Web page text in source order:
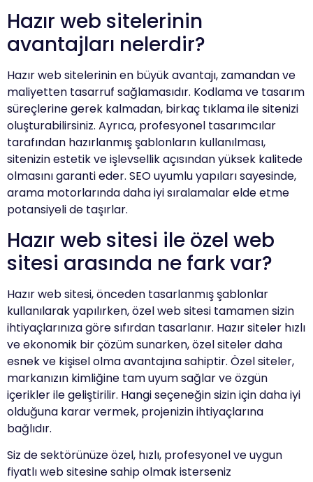
Hazır web sitelerinin
avantajları nelerdir?
Hazır web sitelerinin en büyük avantajı, zamandan ve
maliyetten tasarruf sağlamasıdır. Kodlama ve tasarım
süreçlerine gerek kalmadan, birkaç tıklama ile sitenizi
oluşturabilirsiniz. Ayrıca, profesyonel tasarımcılar
tarafından hazırlanmış şablonların kullanılması,
sitenizin estetik ve işlevsellik açısından yüksek kalitede
olmasını garanti eder. SEO uyumlu yapıları sayesinde,
arama motorlarında daha iyi sıralamalar elde etme
potansiyeli de taşırlar.
Hazır web sitesi ile özel web
sitesi arasında ne fark var?
Hazır web sitesi, önceden tasarlanmış şablonlar
kullanılarak yapılırken, özel web sitesi tamamen sizin
ihtiyaçlarınıza göre sıfırdan tasarlanır. Hazır siteler hızlı
ve ekonomik bir çözüm sunarken, özel siteler daha
esnek ve kişisel olma avantajına sahiptir. Özel siteler,
markanızın kimliğine tam uyum sağlar ve özgün
içerikler ile geliştirilir. Hangi seçeneğin sizin için daha iyi
olduğuna karar vermek, projenizin ihtiyaçlarına
bağlıdır.
Siz de sektörünüze özel, hızlı, profesyonel ve uygun
fiyatlı web sitesine sahip olmak isterseniz